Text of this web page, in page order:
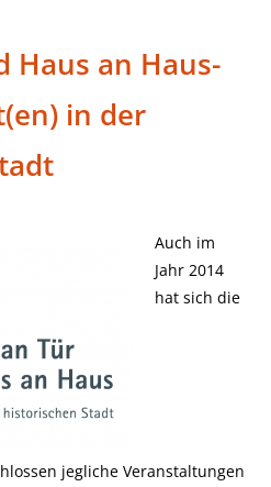
Haus an Haus-
in der
Auch im
Jahr 2014
hat sich die
jegliche Veranstaltungen